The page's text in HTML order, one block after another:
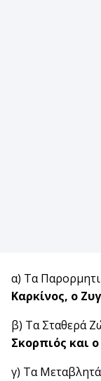
α) Τα
Καρκίνος, ο
β) Τα Σταθερά
Σκορπιός και
γ) Τα